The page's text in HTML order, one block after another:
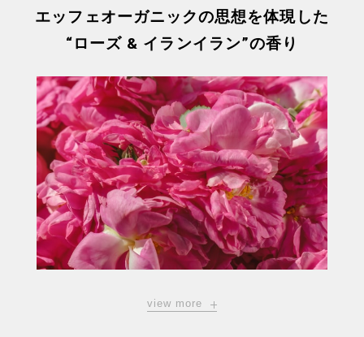
エッフェオーガニックの思想を体現した
“ローズ & イランイラン”の香り
view more